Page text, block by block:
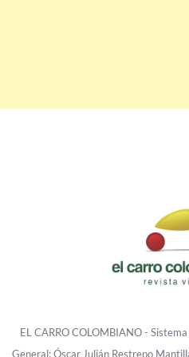
EL CARRO COLOMBIANO -
General: Óscar Julián Restrepo